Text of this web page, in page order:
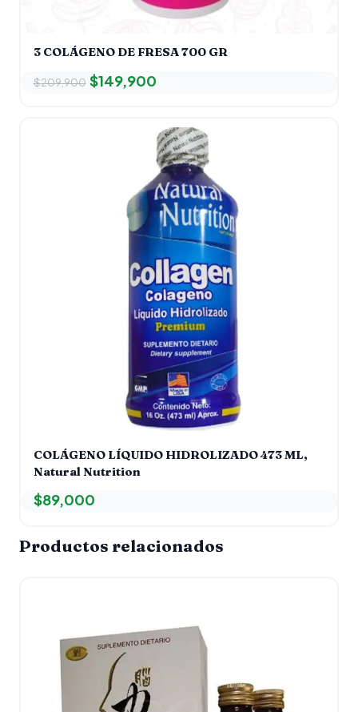
3 COLÁGENO DE FRESA 700 GR
$209,900 $149,900
COLÁGENO LÍQUIDO HIDROLIZADO 473 ML,
Natural Nutrition
$89,000
Productos relacionados